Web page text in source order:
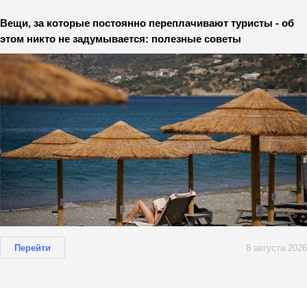
Вещи, за которые постоянно переплачивают туристы - об
этом никто не задумывается: полезные советы
Перейти 8 августа 2026